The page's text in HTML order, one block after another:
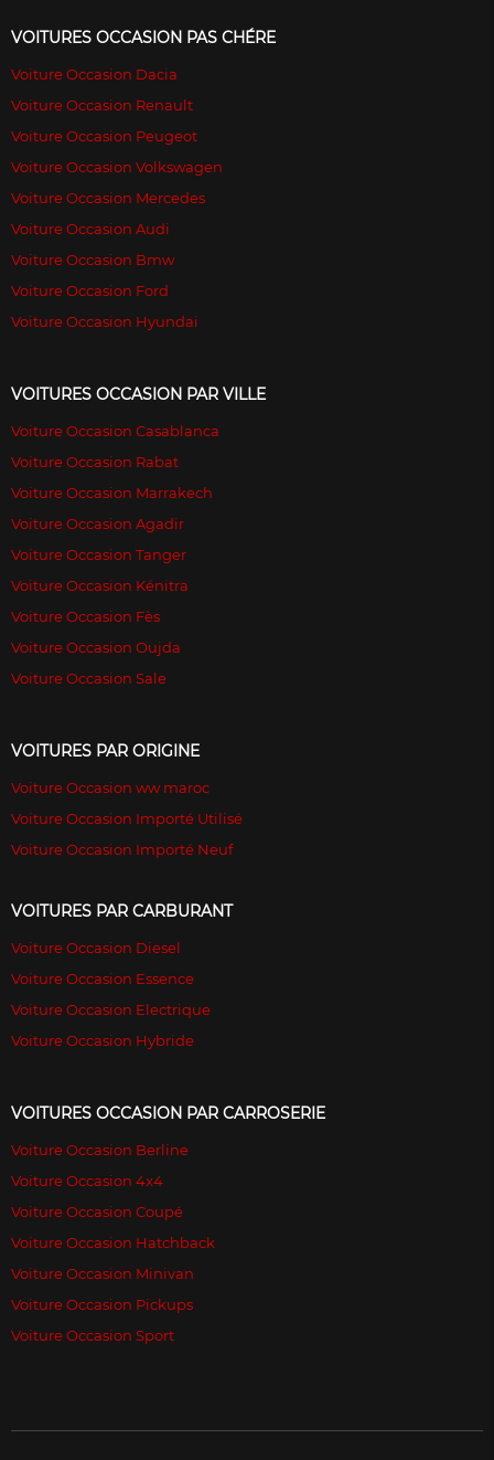
VOITURES OCCASION PAS CHÉRE
Voiture Occasion Dacia
Voiture Occasion Renault
Voiture Occasion Peugeot
Voiture Occasion Volkswagen
Voiture Occasion Mercedes
Voiture Occasion Audi
Voiture Occasion Bmw
Voiture Occasion Ford
Voiture Occasion Hyundai
VOITURES OCCASION PAR VILLE
Voiture Occasion Casablanca
Voiture Occasion Rabat
Voiture Occasion Marrakech
Voiture Occasion Agadir
Voiture Occasion Tanger
Voiture Occasion Kénitra
Voiture Occasion Fès
Voiture Occasion Oujda
Voiture Occasion Sale
VOITURES PAR ORIGINE
Voiture Occasion ww maroc
Voiture Occasion Importé Utilisé
Voiture Occasion Importé Neuf
VOITURES PAR CARBURANT
Voiture Occasion Diesel
Voiture Occasion Essence
Voiture Occasion Electrique
Voiture Occasion Hybride
VOITURES OCCASION PAR CARROSERIE
Voiture Occasion Berline
Voiture Occasion 4x4
Voiture Occasion Coupé
Voiture Occasion Hatchback
Voiture Occasion Minivan
Voiture Occasion Pickups
Voiture Occasion Sport